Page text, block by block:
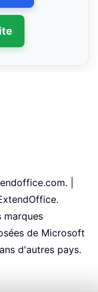
|
de Microsoft
d'autres pays.